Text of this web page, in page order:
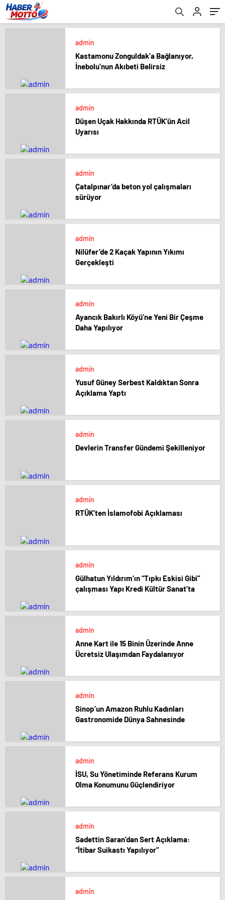
admin
Kastamonu Zonguldak’a Bağlanıyor,
İnebolu’nun Akıbeti Belirsiz
admin
Düşen Uçak Hakkında RTÜK’ün Acil
Uyarısı
admin
Çatalpınar’da beton yol çalışmaları
sürüyor
admin
Nilüfer’de 2 Kaçak Yapının Yıkımı
Gerçekleşti
admin
Ayancık Bakırlı Köyü’ne Yeni Bir Çeşme
Daha Yapılıyor
admin
Yusuf Güney Serbest Kaldıktan Sonra
Açıklama Yaptı
admin
Devlerin Transfer Gündemi Şekilleniyor
admin
RTÜK’ten İslamofobi Açıklaması
admin
Gülhatun Yıldırım’ın “Tıpkı Eskisi Gibi”
çalışması Yapı Kredi Kültür Sanat’ta
admin
Anne Kart ile 15 Binin Üzerinde Anne
Ücretsiz Ulaşımdan Faydalanıyor
admin
Sinop’un Amazon Ruhlu Kadınları
Gastronomide Dünya Sahnesinde
admin
İSU, Su Yönetiminde Referans Kurum
Olma Konumunu Güçlendiriyor
admin
Sadettin Saran’dan Sert Açıklama:
“İtibar Suikastı Yapılıyor”
admin